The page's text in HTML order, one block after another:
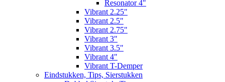
Resonator 4"
Vibrant 2.25"
Vibrant 2.5"
Vibrant 2.75"
Vibrant 3"
Vibrant 3.5"
Vibrant 4"
Vibrant T-Demper
Eindstukken, Tips, Sierstukken